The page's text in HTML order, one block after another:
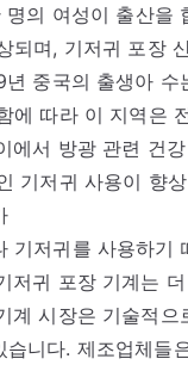
의 여성이 출산을
며, 기저귀 포장
중국의 출생아
에 따라 이 지역은
서 방광 관련 건
기저귀 사용이 향
기저귀를 사용하기
저귀 포장 기계는
시장은 기술적
니다. 제조업체들